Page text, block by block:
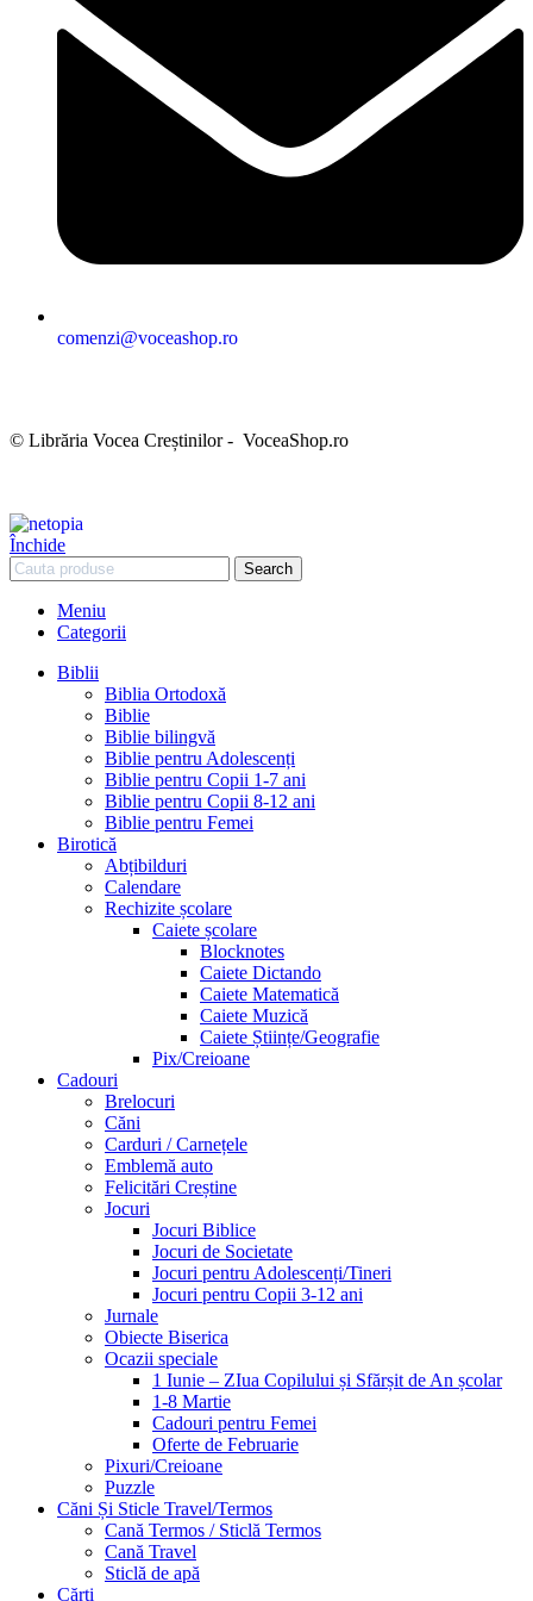
comenzi@voceashop.ro
© Librăria Vocea Creștinilor - VoceaShop.ro
Închide
Search
Meniu
Categorii
Biblii
Biblia Ortodoxă
Biblie
Biblie bilingvă
Biblie pentru Adolescenți
Biblie pentru Copii 1-7 ani
Biblie pentru Copii 8-12 ani
Biblie pentru Femei
Birotică
Abțibilduri
Calendare
Rechizite școlare
Caiete școlare
Blocknotes
Caiete Dictando
Caiete Matematică
Caiete Muzică
Caiete Științe/Geografie
Pix/Creioane
Cadouri
Brelocuri
Căni
Carduri / Carnețele
Emblemă auto
Felicitări Creștine
Jocuri
Jocuri Biblice
Jocuri de Societate
Jocuri pentru Adolescenți/Tineri
Jocuri pentru Copii 3-12 ani
Jurnale
Obiecte Biserica
Ocazii speciale
1 Iunie – ZIua Copilului și Sfărșit de An școlar
1-8 Martie
Cadouri pentru Femei
Oferte de Februarie
Pixuri/Creioane
Puzzle
Căni Și Sticle Travel/Termos
Cană Termos / Sticlă Termos
Cană Travel
Sticlă de apă
Cărți